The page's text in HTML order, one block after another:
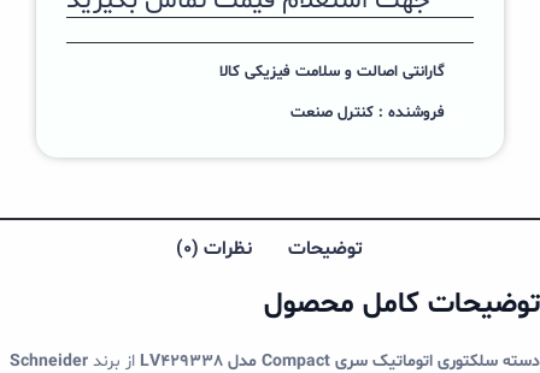
گارانتی اصالت و سلامت فیزیکی کالا
فروشنده : کنترل صنعت
توضیحات نظرات (0)
توضیحات کامل محصول
دسته سلکتوری اتوماتیک سری Compact مدل LV429338 از برندSchneider